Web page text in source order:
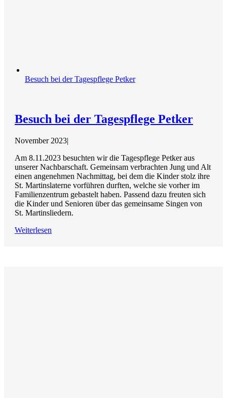
Besuch bei der Tagespflege Petker
Besuch bei der Tagespflege Petker
November 2023|
Am 8.11.2023 besuchten wir die Tagespflege Petker aus
unserer Nachbarschaft. Gemeinsam verbrachten Jung und Alt
einen angenehmen Nachmittag, bei dem die Kinder stolz ihre
St. Martinslaterne vorführen durften, welche sie vorher im
Familienzentrum gebastelt haben. Passend dazu freuten sich
die Kinder und Senioren über das gemeinsame Singen von
St. Martinsliedern.
Weiterlesen